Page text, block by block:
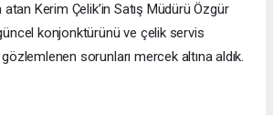
Kerim Çelik’in Satış Müdürü Özgür
konjonktürünü ve çelik servis
sorunları mercek altına aldık.